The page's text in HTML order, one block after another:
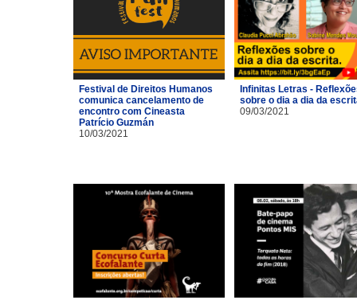
Festival de Direitos Humanos
comunica cancelamento de
encontro com Cineasta
Patrício Guzmán
10/03/2021
Infinitas Letras -
sobre o dia a dia da
09/03/2021